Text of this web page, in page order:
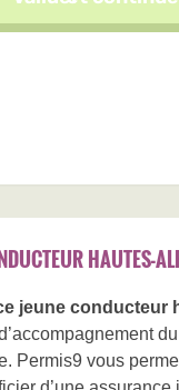
HAUTES-
jeune conducteur
Permis9 vous